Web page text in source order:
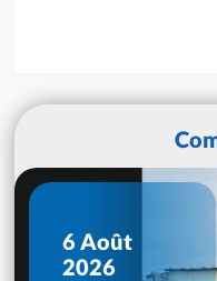
6 Août
2026